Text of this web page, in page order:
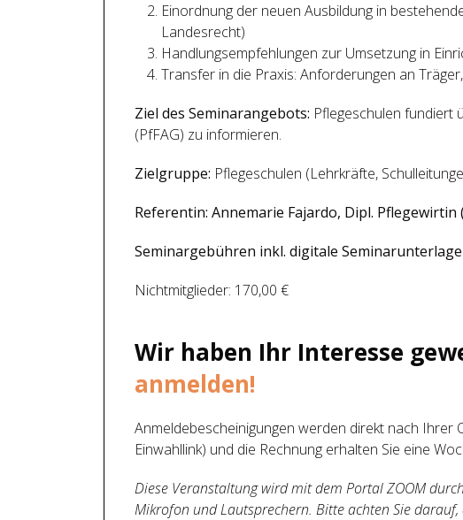
Einordnung der neuen Ausbildung in
Landesrecht)
Handlungsempfehlungen zur Umsetzung in
Transfer in die Praxis: Anforderungen an
Ziel des Seminarangebots: Pflegeschulen fundiert
(PfFAG) zu informieren.
Zielgruppe: Pflegeschulen (Lehrkräfte,
Referentin: Annemarie Fajardo, Dipl.
Seminargebühren inkl. digitale
Nichtmitglieder: 170,00 €
Wir haben Ihr Interesse
anmelden!
Anmeldebescheinigungen werden direkt nach
Einwahllink) und die Rechnung erhalten Sie eine
Diese Veranstaltung wird mit dem Portal ZOOM
Mikrofon und Lautsprechern. Bitte achten Sie